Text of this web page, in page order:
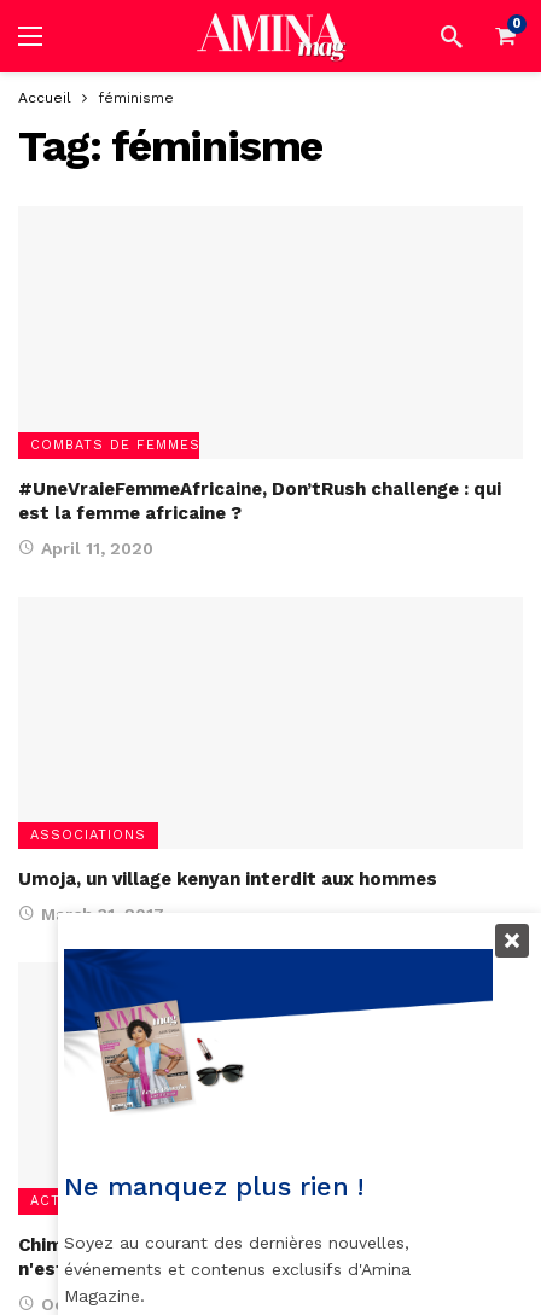
0
Accueil féminisme
Tag: féminisme
COMBATS DE FEMMES
#UneVraieFemmeAfricaine, Don’tRush challenge : qui
est la femme africaine ?
April 11, 2020
ASSOCIATIONS
Umoja, un village kenyan interdit aux hommes
March 31, 2017
ACTUALITÉS
Chimamanda Adichie Ngozi : le féminisme de Beyoncé
n'est pas le mien
October 10, 2016
Ne manquez plus rien !
Soyez au courant des dernières nouvelles,
événements et contenus exclusifs d'Amina
Magazine.